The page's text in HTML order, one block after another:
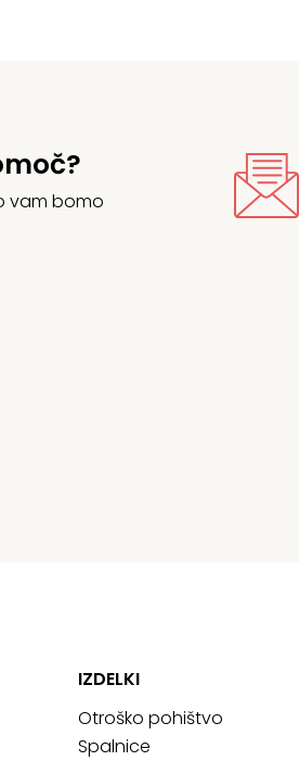
vam bomo
IZDELKI
Otroško pohištvo
Spalnice